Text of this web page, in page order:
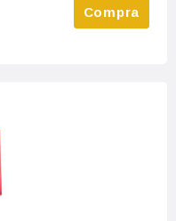
Compra